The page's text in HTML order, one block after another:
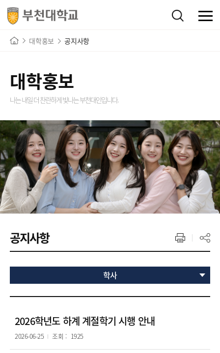
대학홍보 공지사항
대학홍보
나는 내일 더 찬란하게 빛나는부천대인입니다.
공지사항
학사
2026학년도 하계 계절학기 시행 안내
2026-06-25 조회 : 1925